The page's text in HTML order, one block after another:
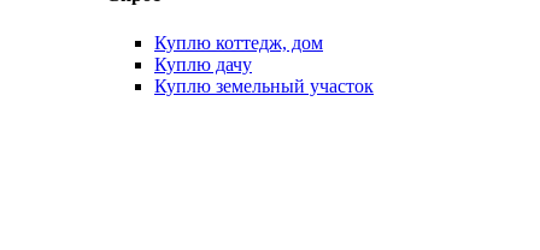
Куплю коттедж, дом
Куплю дачу
Куплю земельный участок